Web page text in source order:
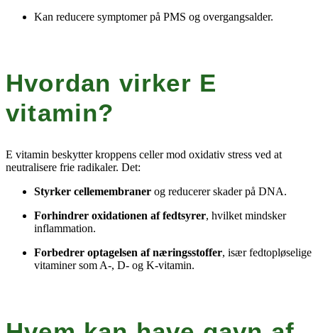
Kan reducere symptomer på PMS og overgangsalder.
Hvordan virker E
vitamin?
E vitamin beskytter kroppens celler mod oxidativ stress ved at
neutralisere frie radikaler. Det:
Styrker cellemembraner og reducerer skader på DNA.
Forhindrer oxidationen af fedtsyrer, hvilket mindsker
inflammation.
Forbedrer optagelsen af næringsstoffer, især fedtopløselige
vitaminer som A-, D- og K-vitamin.